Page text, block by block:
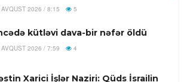
2026 / 8:15 5
kütləvi dava-bir nəfər öldü
2026 / 7:59 4
Xarici İşlər Naziri: Qüds İsrailin